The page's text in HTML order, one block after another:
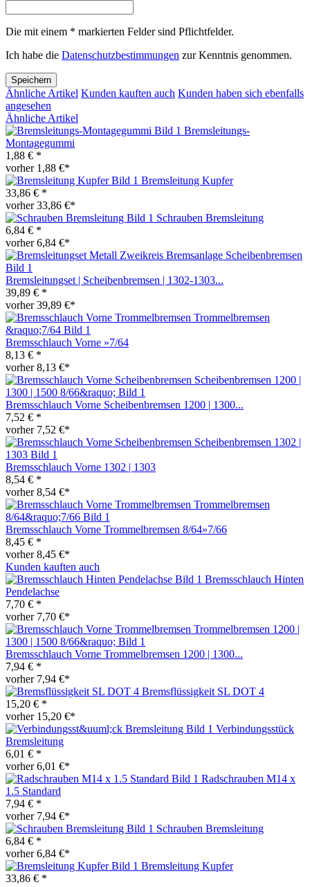
Die mit einem * markierten Felder sind Pflichtfelder.
Ich habe die Datenschutzbestimmungen zur Kenntnis genommen.
Speichern
Ähnliche Artikel Kunden kauften auch Kunden haben sich ebenfalls
angesehen
Ähnliche Artikel
Bremsleitungs-
Montagegummi
1,88 € *
vorher 1,88 €*
Bremsleitung Kupfer
33,86 € *
vorher 33,86 €*
Schrauben Bremsleitung
6,84 € *
vorher 6,84 €*
Bremsleitungset | Scheibenbremsen | 1302-1303...
39,89 € *
vorher 39,89 €*
Bremsschlauch Vorne »7/64
8,13 € *
vorher 8,13 €*
Bremsschlauch Vorne Scheibenbremsen 1200 | 1300...
7,52 € *
vorher 7,52 €*
Bremsschlauch Vorne 1302 | 1303
8,54 € *
vorher 8,54 €*
Bremsschlauch Vorne Trommelbremsen 8/64»7/66
8,45 € *
vorher 8,45 €*
Kunden kauften auch
Bremsschlauch Hinten
Pendelachse
7,70 € *
vorher 7,70 €*
Bremsschlauch Vorne Trommelbremsen 1200 | 1300...
7,94 € *
vorher 7,94 €*
Bremsflüssigkeit SL DOT 4
15,20 € *
vorher 15,20 €*
Verbindungsstück
Bremsleitung
6,01 € *
vorher 6,01 €*
Radschrauben M14 x
1.5 Standard
7,94 € *
vorher 7,94 €*
Schrauben Bremsleitung
6,84 € *
vorher 6,84 €*
Bremsleitung Kupfer
33,86 € *